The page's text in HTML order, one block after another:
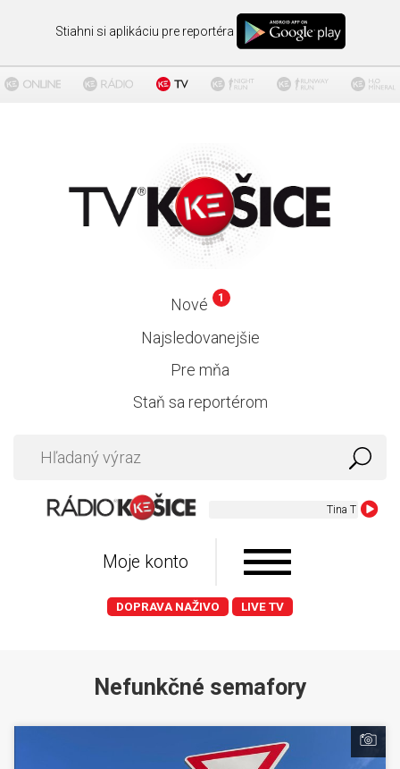
Stiahni si aplikáciu pre reportéra
Nové 1
Najsledovanejšie
Pre mňa
Staň sa reportérom
Tina Turner -
Moje konto
DOPRAVA NAŽIVO LIVE TV
Nefunkčné semafory